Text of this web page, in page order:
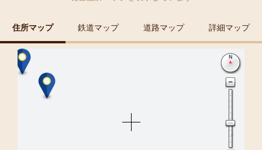
住所マップ 鉄道マップ 道路マップ 詳細マップ